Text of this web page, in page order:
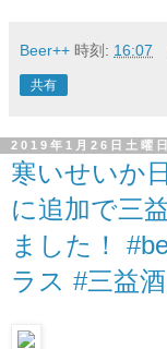
Beer++ 時刻: 16:07
共有
2019年1月26日土曜日
寒いせいか
に追加で三
ました！
ラス #三益